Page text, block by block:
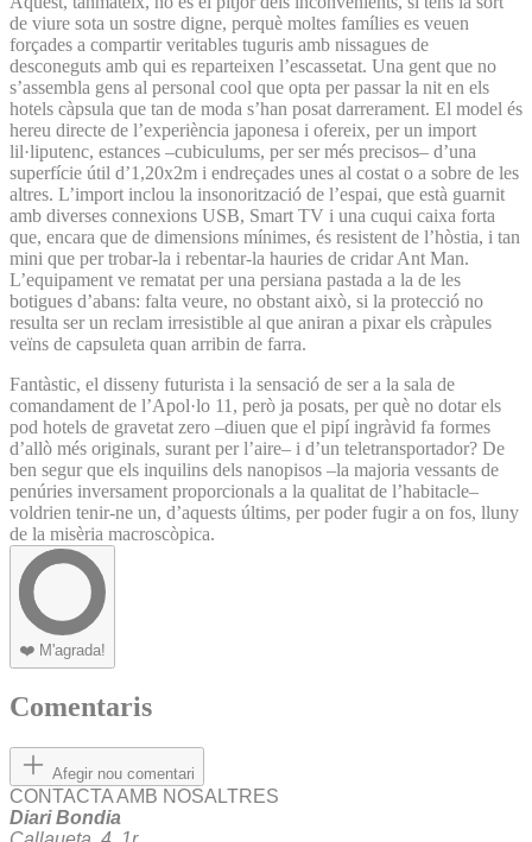
de viure sota un sostre digne, perquè moltes famílies es veuen
forçades a compartir veritables tuguris amb nissagues de
desconeguts amb qui es reparteixen l’escassetat. Una gent que no
s’assembla gens al personal cool que opta per passar la nit en els
hotels càpsula que tan de moda s’han posat darrerament. El model és
hereu directe de l’experiència japonesa i ofereix, per un import
lil·liputenc, estances –cubiculums, per ser més precisos– d’una
superfície útil d’1,20x2m i endreçades unes al costat o a sobre de les
altres. L’import inclou la insonorització de l’espai, que està guarnit
amb diverses connexions USB, Smart TV i una cuqui caixa forta
que, encara que de dimensions mínimes, és resistent de l’hòstia, i tan
mini que per trobar-la i rebentar-la hauries de cridar Ant Man.
L’equipament ve rematat per una persiana pastada a la de les
botigues d’abans: falta veure, no obstant això, si la protecció no
resulta ser un reclam irresistible al que aniran a pixar els cràpules
veïns de capsuleta quan arribin de farra.
Fantàstic, el disseny futurista i la sensació de ser a la sala de
comandament de l’Apol·lo 11, però ja posats, per què no dotar els
pod hotels de gravetat zero –diuen que el pipí ingràvid fa formes
d’allò més originals, surant per l’aire– i d’un teletransportador? De
ben segur que els inquilins dels nanopisos –la majoria vessants de
penúries inversament proporcionals a la qualitat de l’habitacle–
voldrien tenir-ne un, d’aquests últims, per poder fugir a on fos, lluny
de la misèria macroscòpica.
❤️ M'agrada!
Comentaris
Afegir nou comentari
CONTACTA AMB NOSALTRES
Diari Bondia